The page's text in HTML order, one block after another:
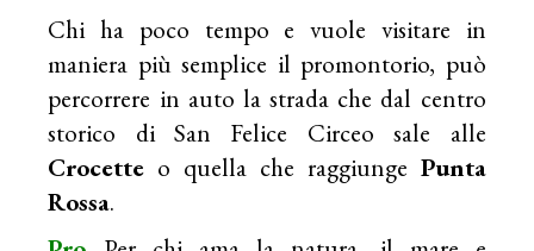
Chi ha poco tempo e vuole visitare in
maniera più semplice il promontorio, può
percorrere in auto la strada che dal centro
storico di San Felice Circeo sale alle
Crocette o quella che raggiunge Punta
Rossa.